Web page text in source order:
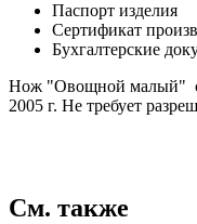
Паспорт изделия
Сертификат
Бухгалтерские
Нож "Овощной малый"
2005 г. Не требует
См. также